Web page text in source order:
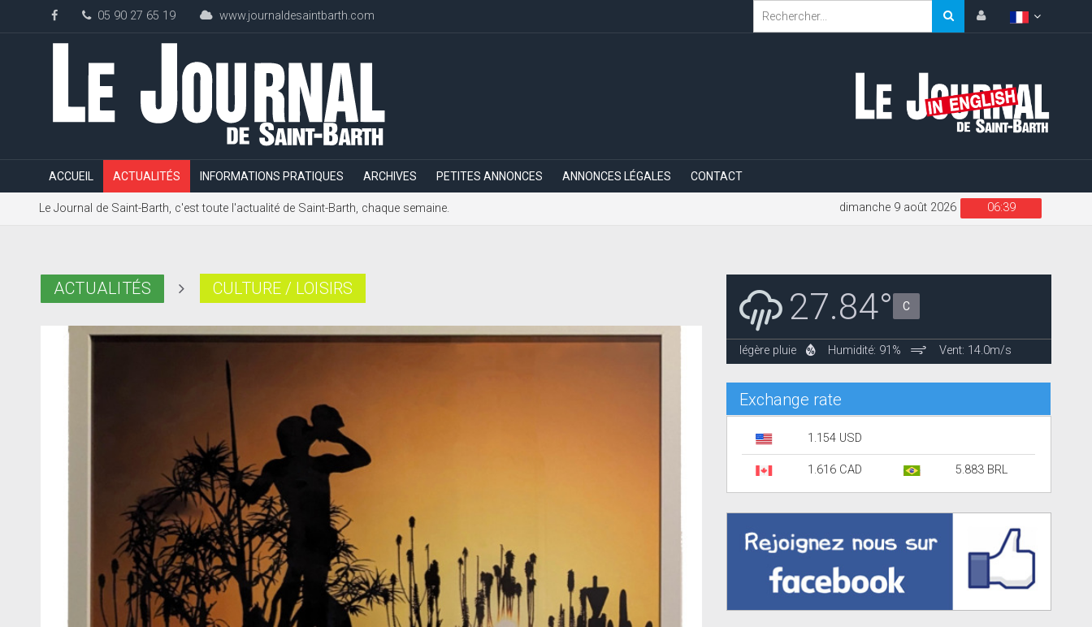
05 90 27 65 19 www.journaldesaintbarth.com
ACCUEIL ACTUALITÉS INFORMATIONS PRATIQUES ARCHIVES PETITES ANNONCES ANNONCES LÉGALES CONTACT
Le Journal de Saint-Barth, c'est toute l'actualité de Saint-Barth, chaque semaine. 06:39
dimanche 9 août 2026
ACTUALITÉS CULTURE / LOISIRS 27.84° C
légère pluie Humidité: 91% Vent: 14.0m/s
Exchange rate
1.154 USD
1.616 CAD 5.883 BRL